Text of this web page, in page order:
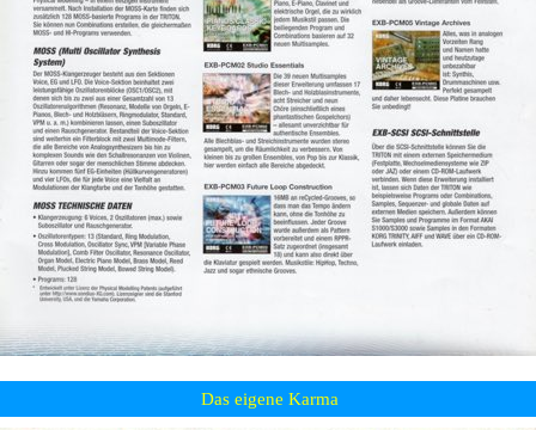
Das eigene Karma